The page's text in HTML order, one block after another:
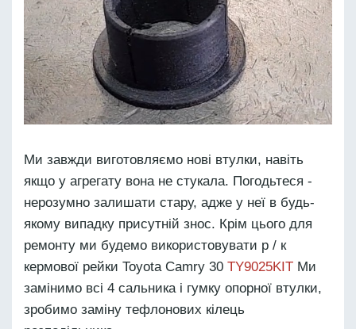
Ми завжди виготовляємо нові втулки, навіть
якщо у агрегату вона не стукала. Погодьтеся -
нерозумно залишати стару, адже у неї в будь-
якому випадку присутній знос. Крім цього для
ремонту ми будемо використовувати р / к
кермової рейки Toyota Camry 30 TY9025KIT Ми
замінимо всі 4 сальника і гумку опорної втулки,
зробимо заміну тефлонових кілець